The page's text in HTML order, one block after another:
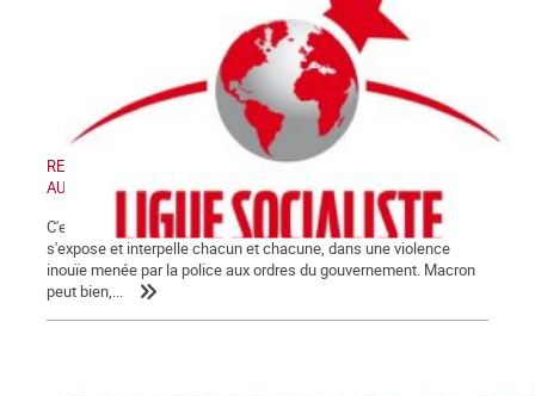
RETRAIT DE LA LOI « SECURITE GLOBALE » - MANIFESTATION
AUJOURD'HUI SAMEDI 28 NOVEMBRE 2020
C'est désormais au grand jour que la crise de fin de régime
s'expose et interpelle chacun et chacune, dans une violence
inouïe menée par la police aux ordres du gouvernement. Macron
peut bien,...